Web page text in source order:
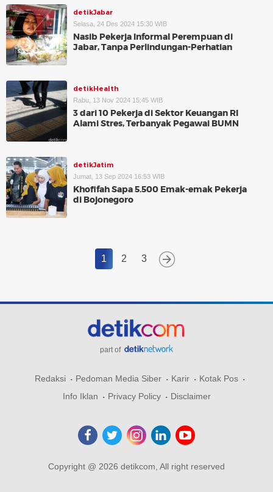
detikJabar
Selasa, 24 Des 2024 15:30 WIB
Nasib Pekerja Informal Perempuan di
Jabar, Tanpa Perlindungan-Perhatian
detikHealth
Rabu, 13 Nov 2024 15:45 WIB
3 dari 10 Pekerja di Sektor Keuangan RI
Alami Stres, Terbanyak Pegawai BUMN
detikJatim
Jumat, 13 Sep 2024 16:53 WIB
Khofifah Sapa 5.500 Emak-emak Pekerja
di Bojonegoro
1 2 3
part of
Redaksi Pedoman Media Siber Karir
Kotak Pos
Info Iklan
Privacy Policy Disclaimer
Copyright @ 2026 detikcom, All right reserved